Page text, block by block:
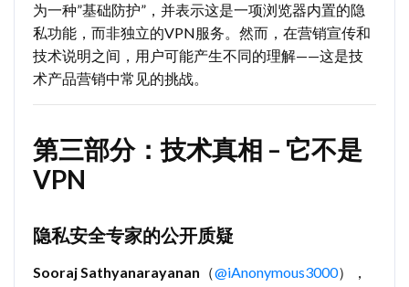
为一种”基础防护”，并表示这是一项浏览器内置的隐
私功能，而非独立的VPN服务。然而，在营销宣传和
技术说明之间，用户可能产生不同的理解——这是技
术产品营销中常见的挑战。
第三部分：技术真相 – 它不是
VPN
隐私安全专家的公开质疑
Sooraj Sathyanarayanan （@iAnonymous3000），